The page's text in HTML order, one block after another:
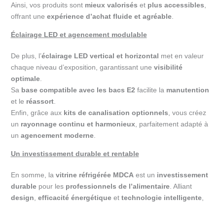
Ainsi, vos produits sont mieux valorisés et plus accessibles
offrant une expérience d’achat fluide et agréable.
Éclairage LED et agencement modulable
De plus, l’éclairage LED vertical et horizontal met en valeur
chaque niveau d’exposition, garantissant une visibilité
optimale.
Sa base compatible avec les bacs E2 facilite la manutention
et le réassort.
Enfin, grâce aux kits de canalisation optionnels , vous créez
un rayonnage continu et harmonieux , parfaitement adapté à
un agencement moderne.
Un investissement durable et rentable
En somme, la vitrine réfrigérée MDCAest un investissement
durablepour les professionnels de l’alimentaire. Alliant
design efficacité énergétiqueet technologie intelligente,